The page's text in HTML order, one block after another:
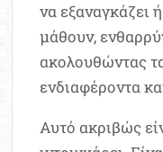
να εξαναγκάζει
μάθουν,
ακολουθώντας
ενδιαφέροντα
Αυτό ακριβώς